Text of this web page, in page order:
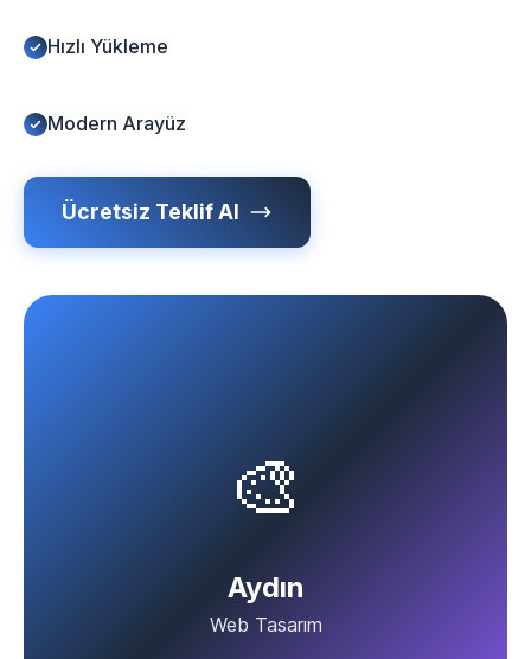
Hızlı Yükleme
Modern Arayüz
Ücretsiz Teklif Al
🎨
Aydın
Web Tasarım